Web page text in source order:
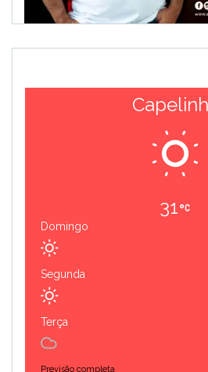
31
Domingo
Segunda
Terça
Previsão completa